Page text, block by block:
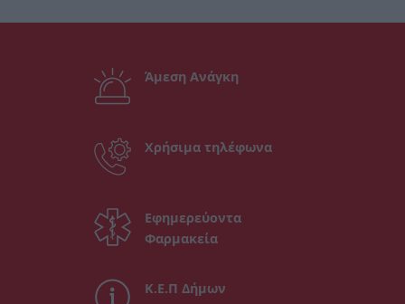
Άμεση Ανάγκη
Χρήσιμα τηλέφωνα
Εφημερεύοντα
Φαρμακεία
Κ.Ε.Π Δήμων